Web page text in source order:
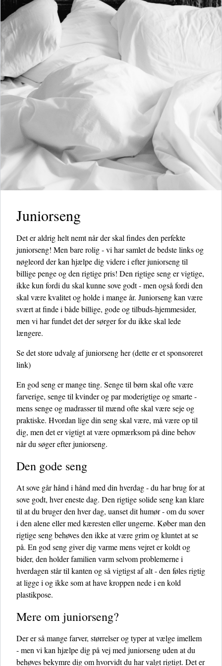
Juniorseng
Det er aldrig helt nemt når der skal findes den perfekte
juniorseng! Men bare rolig - vi har samlet de bedste links og
nøgleord der kan hjælpe dig videre i efter juniorseng til
billige penge og den rigtige pris! Den rigtige seng er vigtige,
ikke kun fordi du skal kunne sove godt - men også fordi den
skal være kvalitet og holde i mange år. Juniorseng kan være
svært at finde i både billige, gode og tilbuds-hjemmesider,
men vi har fundet det der sørger for du ikke skal lede
længere.
Se det store udvalg af juniorseng her(dette er et sponsoreret
link)
En god seng er mange ting. Senge til børn skal ofte være
farverige, senge til kvinder og par moderigtige og smarte -
mens senge og madrasser til mænd ofte skal være seje og
praktiske. Hvordan lige din seng skal være, må være op til
dig, men det er vigtigt at være opmærksom på dine behov
når du søger efter juniorseng.
Den gode seng
At sove går hånd i hånd med din hverdag - du har brug for at
sove godt, hver eneste dag. Den rigtige solide seng kan klare
til at du bruger den hver dag, uanset dit humør - om du sover
i den alene eller med kæresten eller ungerne. Køber man den
rigtige seng behøves den ikke at være grim og kluntet at se
på. En god seng giver dig varme mens vejret er koldt og
bider, den holder familien varm selvom problemerne i
hverdagen står til kanten og så vigtigst af alt - den føles rigtig
at ligge i og ikke som at have kroppen nede i en kold
plastikpose.
Mere om juniorseng?
Der er så mange farver, størrelser og typer at vælge imellem
- men vi kan hjælpe dig på vej med juniorseng uden at du
behøves bekymre dig om hvorvidt du har valgt rigtigt. Det er